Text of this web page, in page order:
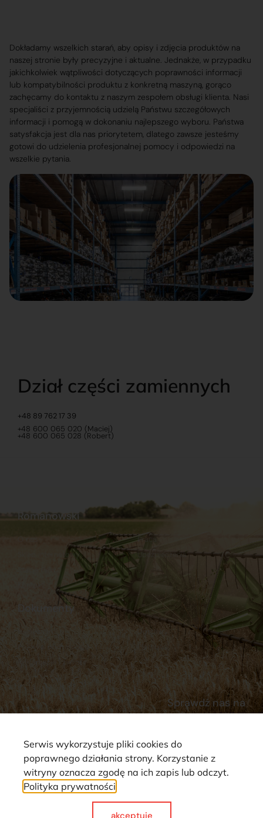
Dokładamy wszelkich starań, aby opisy i zdjęcia produktów na
naszej stronie były precyzyjne i aktualne. Jednakże, w przypadku
jakichkolwiek wątpliwości dotyczących poprawności informacji
lub kompatybilności produktu z konkretną maszyną, gorąco
zachęcamy do kontaktu z naszym zespołem obsługi klienta. Nasi
specjaliści z przyjemnością udzielą Państwu szczegółowych
informacji i pomogą w dokonaniu najlepszego wyboru. Państwa
satysfakcja jest dla nas priorytetem, dlatego zawsze jesteśmy
gotowi do udzielenia profesjonalnej pomocy i odpowiedzi na
wszelkie pytania.
Dział części zamiennych
+48 89 762 17 39
+48 600 065 020 (Maciej)
+48 600 065 028 (Robert)
Dokumenty
Regulamin
Polityka prywatności
Reklamacje i zwroty
Dostawy
Płatności
Romanowski
Sklep internetowy
Praca
Ubezpieczenia
Sprawdź nas na
Strona wykorzystuje pliki cookie. Wszystkie prawa zastrzeżone ©
Serwis wykorzystuje pliki cookies do
poprawnego działania strony. Korzystanie z
witryny oznacza zgodę na ich zapis lub odczyt.
Polityka prywatności
akceptuje